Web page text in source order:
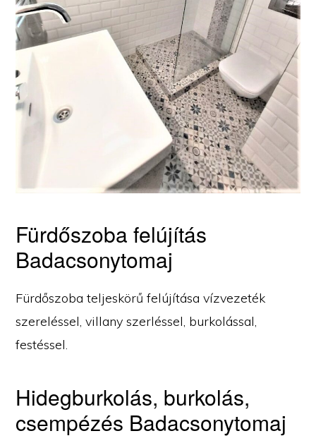
Fürdőszoba felújítás
Badacsonytomaj
Fürdőszoba teljeskörű felújítása vízvezeték
szereléssel, villany szerléssel, burkolással,
festéssel.
Hidegburkolás, burkolás,
csempézés Badacsonytomaj